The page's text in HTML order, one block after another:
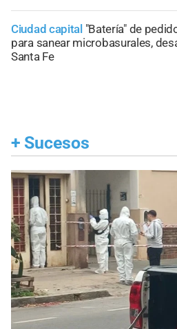
Ciudad capital "Batería" de
para sanear microbasurales,
Santa Fe
+ Sucesos